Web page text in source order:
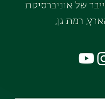
של אוניברסיטת
רמת גן,